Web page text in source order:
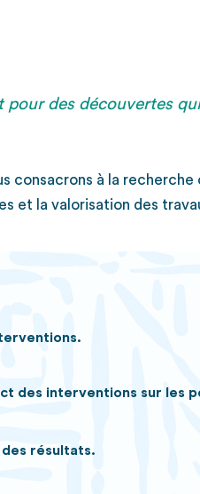
des découvertes
consacrons à la recherche
et la valorisation des
des interventions sur les
résultats.